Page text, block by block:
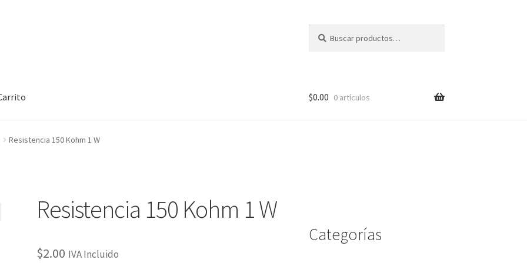
por:
Checkout Checkout Contact
#3 My account
$0.00 0 artículos
Resistencia 150 Kohm 1 W
Resistencia 150 Kohm 1 W
$2.00 IVA Incluido
Categorías